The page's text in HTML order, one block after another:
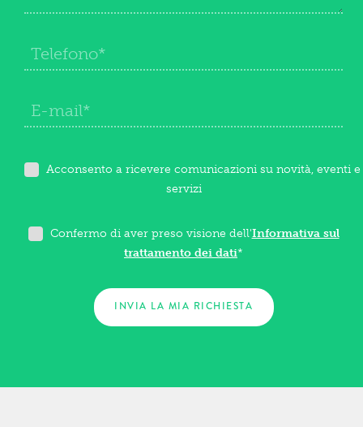
Acconsento a ricevere comunicazioni su novità, eventi e
servizi
Confermo di aver preso visione dell'Informativa sul
trattamento dei dati*